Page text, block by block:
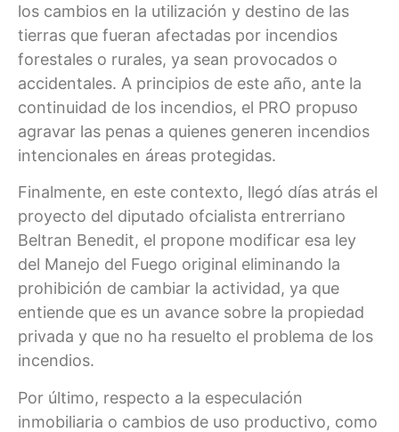
los cambios en la utilización y destino de las
tierras que fueran afectadas por incendios
forestales o rurales, ya sean provocados o
accidentales. A principios de este año, ante la
continuidad de los incendios, el PRO propuso
agravar las penas a quienes generen incendios
intencionales en áreas protegidas.
Finalmente, en este contexto, llegó días atrás el
proyecto del diputado ofcialista entrerriano
Beltran Benedit, el propone modificar esa ley
del Manejo del Fuego original eliminando la
prohibición de cambiar la actividad, ya que
entiende que es un avance sobre la propiedad
privada y que no ha resuelto el problema de los
incendios.
Por último, respecto a la especulación
inmobiliaria o cambios de uso productivo, como